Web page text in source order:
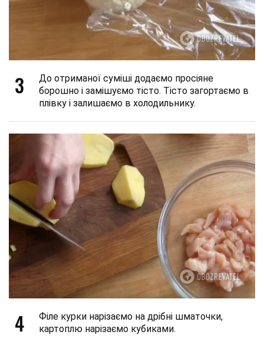
3
До отриманої суміші додаємо просіяне
борошно і замішуємо тісто. Тісто загортаємо в
плівку і залишаємо в холодильнику.
4
Філе курки нарізаємо на дрібні шматочки,
картоплю нарізаємо кубиками.